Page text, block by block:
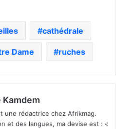
cathédrale
Dame ruches
Kamdem
une rédactrice chez Afrikmag.
et des langues, ma devise est : «